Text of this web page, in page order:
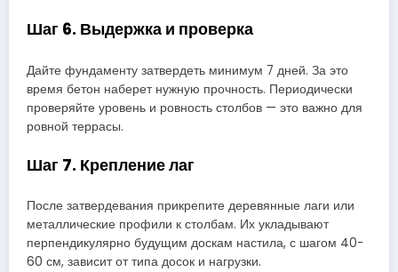
Шаг 6. Выдержка и проверка
Дайте фундаменту затвердеть минимум 7 дней. За это
время бетон наберет нужную прочность. Периодически
проверяйте уровень и ровность столбов — это важно для
ровной террасы.
Шаг 7. Крепление лаг
После затвердевания прикрепите деревянные лаги или
металлические профили к столбам. Их укладывают
перпендикулярно будущим доскам настила, с шагом 40-
60 см, зависит от типа досок и нагрузки.